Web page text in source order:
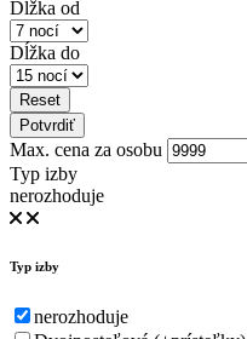
Dĺžka od
Dĺžka do
Reset
Potvrdiť
Max. cena za osobu
Typ izby
nerozhoduje
Typ izby
nerozhoduje